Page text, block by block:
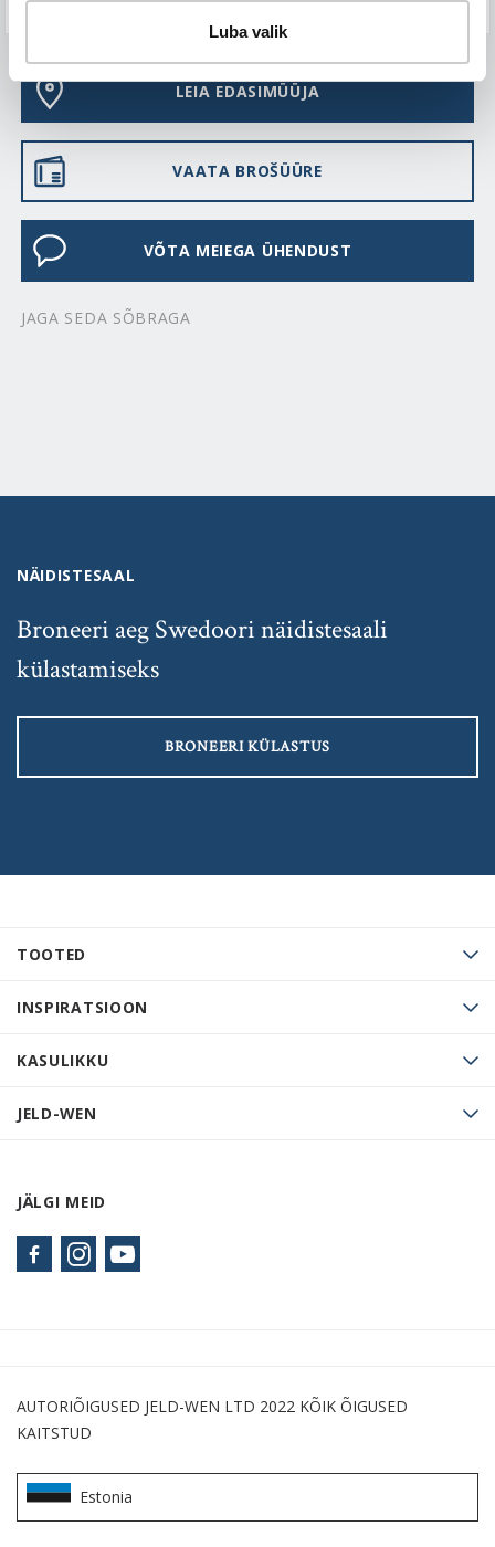
Luba valik
LEIA EDASIMÜÜJA
VAATA BROŠÜÜRE
VÕTA MEIEGA ÜHENDUST
JAGA SEDA SÕBRAGA
TOOTED
INSPIRATSIOON
KASULIKKU
JELD-WEN
JÄLGI MEID
NÄIDISTESAAL
Broneeri aeg Swedoori näidistesaali
külastamiseks
BRONEERI KÜLASTUS
AUTORIÕIGUSED JELD-WEN LTD 2022 KÕIK ÕIGUSED
KAITSTUD
Estonia